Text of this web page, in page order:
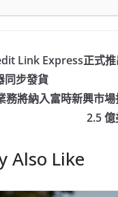
Link Express正式
步發貨
務將納入富時新興市
2.5
Also Like